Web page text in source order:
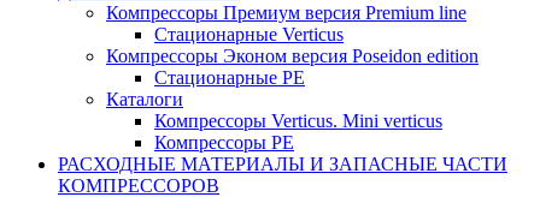
Компрессоры Премиум версия Premium line
Стационарные Verticus
Компрессоры Эконом версия Poseidon edition
Стационарные PE
Каталоги
Компрессоры Verticus. Mini verticus
Компрессоры PE
РАСХОДНЫЕ МАТЕРИАЛЫ И ЗАПАСНЫЕ ЧАСТИ
КОМПРЕССОРОВ